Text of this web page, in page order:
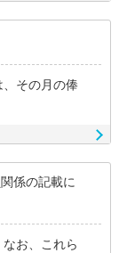
その月の俸
係の記載に
お、これら